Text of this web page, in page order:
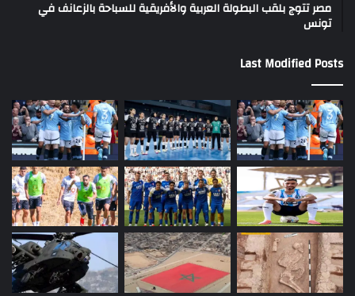
مصر تتوج بلقب البطولة العربية والأفريقية للسباحة بالزعانف في
تونس
Last Modified Posts